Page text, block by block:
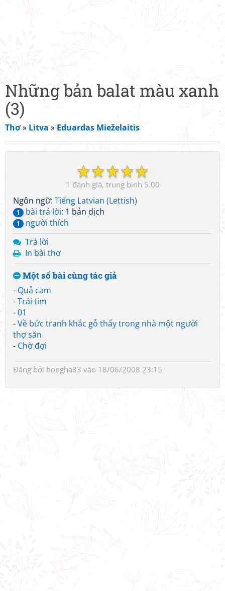
Những bản balat màu xanh
(3)
Thơ» Litva » Eduardas Mieželaitis
☆
☆
☆
☆
☆
1 5.00
Ngôn ngữ: Tiếng Latvian (Lettish)
1 bài trả lời: 1 bản dịch
1
người thích
Trả lời
In bài thơ
Một số bài cùng tác giả
- Quả cam
-Trái tim
-01
-Về bức tranh khắc gỗ thấy trong nhà một người
thợ săn
- Chờ đợi
Đăng bởi hongha83 vào 18/06/2008 23:15